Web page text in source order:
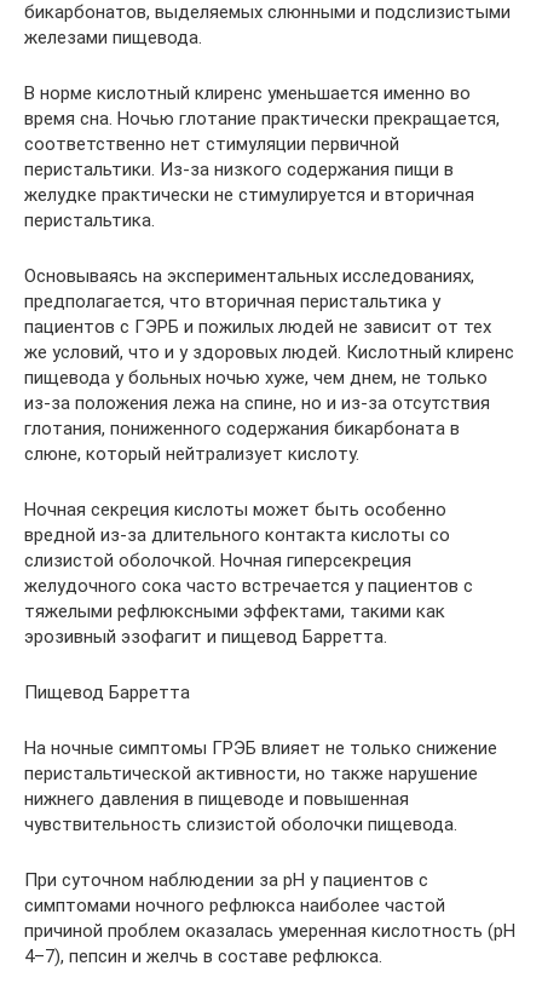
бикарбонатов, выделяемых слюнными и подслизистыми
железами пищевода.
В норме кислотный клиренс уменьшается именно во
время сна. Ночью глотание практически прекращается,
соответственно нет стимуляции первичной
перистальтики. Из-за низкого содержания пищи в
желудке практически не стимулируется и вторичная
перистальтика.
Основываясь на экспериментальных исследованиях,
предполагается, что вторичная перистальтика у
пациентов с ГЭРБ и пожилых людей не зависит от тех
же условий, что и у здоровых людей. Кислотный клиренс
пищевода у больных ночью хуже, чем днем, не только
из-за положения лежа на спине, но и из-за отсутствия
глотания, пониженного содержания бикарбоната в
слюне, который нейтрализует кислоту.
Ночная секреция кислоты может быть особенно
вредной из-за длительного контакта кислоты со
слизистой оболочкой. Ночная гиперсекреция
желудочного сока часто встречается у пациентов с
тяжелыми рефлюксными эффектами, такими как
эрозивный эзофагит и пищевод Барретта.
Пищевод Барретта
На ночные симптомы ГРЭБ влияет не только снижение
перистальтической активности, но также нарушение
нижнего давления в пищеводе и повышенная
чувствительность слизистой оболочки пищевода.
При суточном наблюдении за pH у пациентов с
симптомами ночного рефлюкса наиболее частой
причиной проблем оказалась умеренная кислотность (pH
4–7), пепсин и желчь в составе рефлюкса.